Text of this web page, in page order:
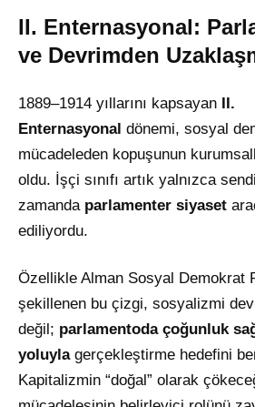
II. Enternasyonal:
ve Devrimden
1889–1914 yıllarını kapsayan II.
Enternasyonal dönemi, sosyal
mücadeleden kopuşunun
oldu. İşçi sınıfı artık yalnızca
zamanda parlamenter siyaset
ediliyordu.
Özellikle Alman Sosyal Demokrat
şekillenen bu çizgi, sosyalizmi
değil; parlamentoda çoğunluk
yoluylagerçekleştirme hedefini
Kapitalizmin “doğal” olarak